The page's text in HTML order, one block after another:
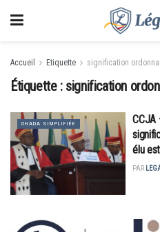
Accueil Etiquette signification
Étiquette : signification
OHADA SIMPLIFIÉE
CCJA
élu
PAR